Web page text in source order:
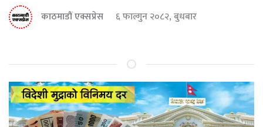
काठमाडौं एक्सप्रेस ६ फाल्गुन २०८२, बुधबार